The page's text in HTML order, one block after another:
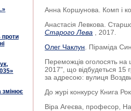
змінює
Анна Коршунова. Комп і
Анастасія Левкова.
Старого Лева , 2017.
Олег Чаклун . Піраміда
Переможців оголосять на
2017", що відбудеться 15
за адресою: вулиця
До журі конкурсу Книга
Віра Агеєва, професор,